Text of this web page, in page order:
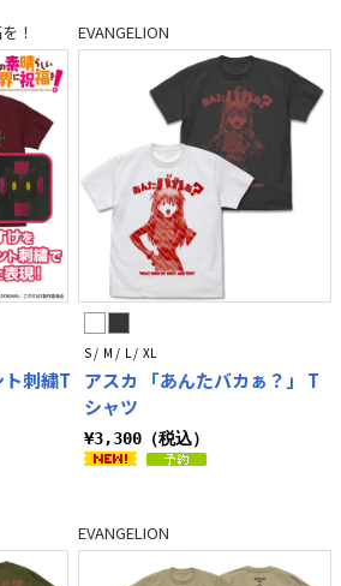
！
刺繍T
EVANGELION
S / M / L / XL
アスカ 「あんたバカぁ？」 T
シャツ
¥3,300（税込）
EVANGELION